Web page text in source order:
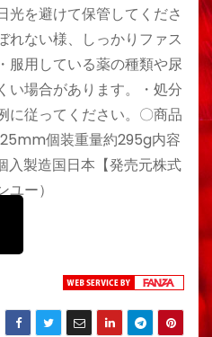
光を避けて保管してくださ
れない様、しっかりファス
服用している薬の種類や尿
い場合があります。・処分
に従ってください。〇商品
個装重量約295g内容
入製造国日本【発売元株式
ー）